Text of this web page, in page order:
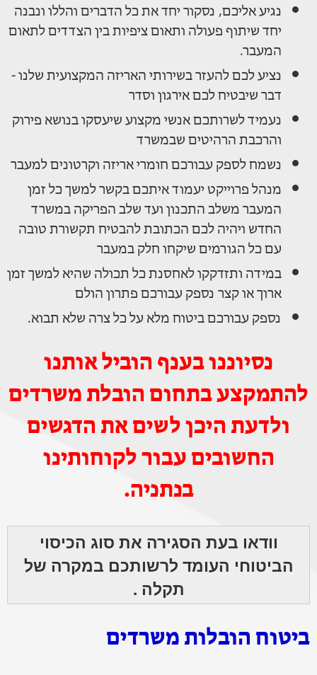
נגיע אליכם, נסקור יחד את כל הדברים והללו ונבנה
יחד שיתוף פעולה ותאום ציפיות בין הצדדים לתאום
המעבר.
נציע לכם להעזר בשירותי האריזה המקצועית שלנו -
דבר שיבטיח לכם אירגון וסדר
נעמיד לשרותכם אנשי מקצוע שיעסקו בנושא פירוק
והרכבת הרהיטים שבמשרד
נשמח לספק עבורכם חומרי אריזה וקרטונים למעבר
מנהל פרוייקט יעמוד איתכם בקשר למשך כל זמן
המעבר משלב התכנון ועד שלב הפריקה במשרד
החדש ויהיה לכם הכתובת להבטיח תקשורת טובה
עם כל הגורמים שיקחו חלק במעבר
במידה ותזדקקו לאחסנת כל תכולה שהיא למשך זמן
ארוך או קצר נספק עבורכם פתרון הולם
נספק עבורכם ביטוח מלא על כל צרה שלא תבוא.
נסיוננו בענף הוביל אותנו
להתמקצע בתחום הובלת משרדים
ולדעת היכן לשים את הדגשים
החשובים עבור לקוחותינו
בנתניה.
וודאו בעת הסגירה את סוג הכיסוי
הביטוחי העומד לרשותכם במקרה של
תקלה .
ביטוח הובלות משרדים